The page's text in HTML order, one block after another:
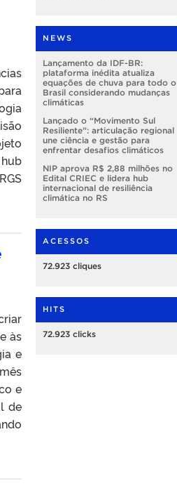
às
e
e
de
NEWS
Lançamento da IDF-BR:
plataforma inédita atualiza
equações de chuva para todo o
Brasil considerando mudanças
climáticas
Lançado o “Movimento Sul
Resiliente”: articulação regional
une ciência e gestão para
enfrentar desafios climáticos
NIP aprova R$ 2,88 milhões no
Edital CRIEC e lidera hub
internacional de resiliência
climática no RS
ACESSOS
72.923 cliques
HITS
72.923 clicks